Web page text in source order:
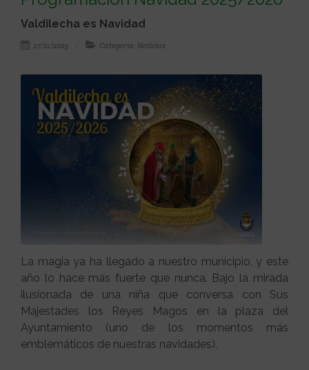
Valdilecha es Navidad
27/11/2025 Categoría: Noticias
La magia ya ha llegado a nuestro municipio, y este
año lo hace más fuerte que nunca. Bajo la mirada
ilusionada de una niña que conversa con Sus
Majestades los Reyes Magos en la plaza del
Ayuntamiento (uno de los momentos más
emblemáticos de nuestras navidades).